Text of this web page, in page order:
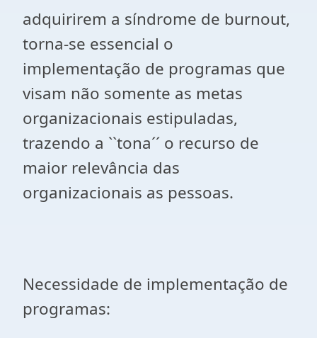
adquirirem a síndrome de burnout,
torna-se essencial o
implementação de programas que
visam não somente as metas
organizacionais estipuladas,
trazendo a ``tona´´ o recurso de
maior relevância das
organizacionais as pessoas.
Necessidade de implementação de
programas: